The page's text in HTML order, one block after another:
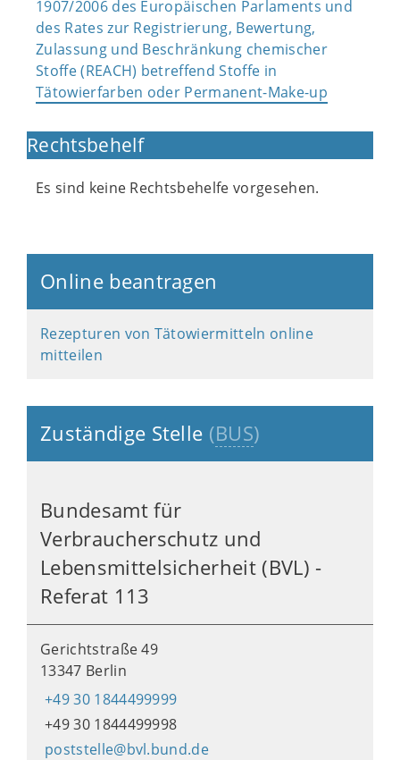
1907/2006 des Europäischen Parlaments und
des Rates zur Registrierung, Bewertung,
Zulassung und Beschränkung chemischer
Stoffe (REACH) betreffend Stoffe in
Tätowierfarben oder Permanent-Make-up
Rechtsbehelf
Es sind keine Rechtsbehelfe vorgesehen.
Online beantragen
Rezepturen von Tätowiermitteln online
mitteilen
Zuständige Stelle (BUS)
Bundesamt für
Verbraucherschutz und
Lebensmittelsicherheit (BVL) -
Referat 113
Gerichtstraße 49
13347 Berlin
+49 30 1844499999
+49 30 1844499998
poststelle@bvl.bund.de